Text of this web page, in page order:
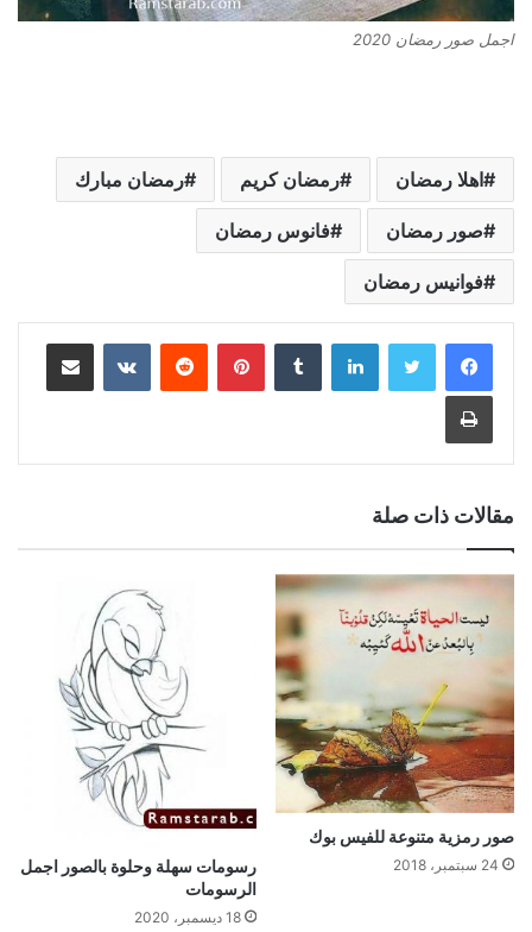
اجمل صور رمضان 2020
اهلا رمضان رمضان كريم رمضان مبارك
صور رمضان فانوس رمضان
فوانيس رمضان
لينكدإن بينتيريست مشاركة عبر البريد
طباعة
مقالات ذات صلة
صور رمزية متنوعة للفيس بوك
24 سبتمبر، 2018
رسومات سهلة وحلوة بالصور اجمل
الرسومات
18 ديسمبر، 2020